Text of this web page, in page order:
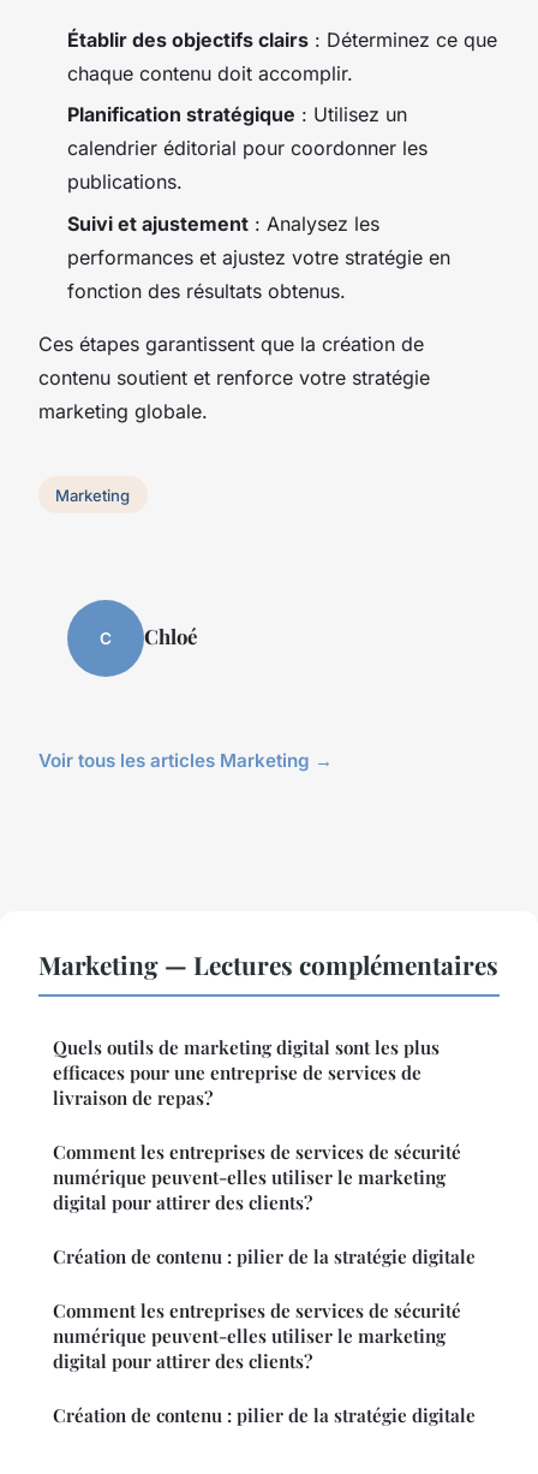
Établir des objectifs clairs : Déterminez ce que
chaque contenu doit accomplir.
Planification stratégique : Utilisez un
calendrier éditorial pour coordonner les
publications.
Suivi et ajustement : Analysez les
performances et ajustez votre stratégie en
fonction des résultats obtenus.
Ces étapes garantissent que la création de
contenu soutient et renforce votre stratégie
marketing globale.
Marketing
C Chloé
Voir tous les articles Marketing →
Marketing — Lectures complémentaires
Quels outils de marketing digital sont les plus
efficaces pour une entreprise de services de
livraison de repas?
Comment les entreprises de services de sécurité
numérique peuvent-elles utiliser le marketing
digital pour attirer des clients?
Création de contenu : pilier de la stratégie digitale
Comment les entreprises de services de sécurité
numérique peuvent-elles utiliser le marketing
digital pour attirer des clients?
Création de contenu : pilier de la stratégie digitale